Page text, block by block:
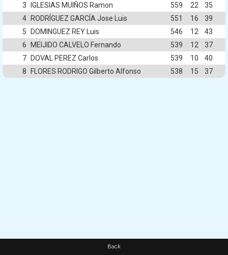
3
IGLESIAS MUIÑOS Ramon 559 22
35
4
RODRÍGUEZ GARCÍA Jose Luis 551 16
39
5
DOMINGUEZ REY Luis 546 12
43
6
MEIJIDO CALVELO Fernando 539 12
37
7
DOVAL PEREZ Carlos 539 10
40
8
FLORES RODRIGO Gilberto Alfonso 538 15 37
Back